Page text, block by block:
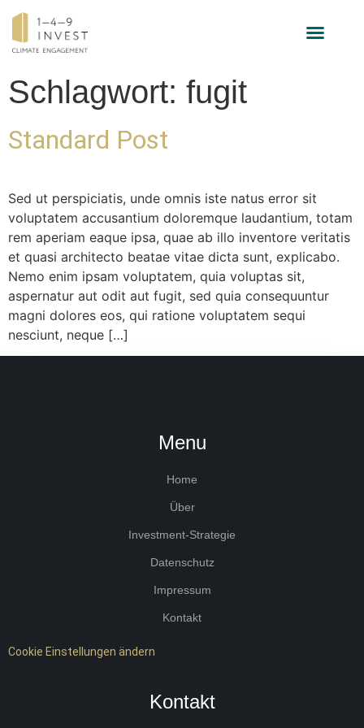
Schlagwort: fugit
Standard Post
Sed ut perspiciatis, unde omnis iste natus error sit
voluptatem accusantium doloremque laudantium, totam
rem aperiam eaque ipsa, quae ab illo inventore veritatis
et quasi architecto beatae vitae dicta sunt, explicabo.
Nemo enim ipsam voluptatem, quia voluptas sit,
aspernatur aut odit aut fugit, sed quia consequuntur
magni dolores eos, qui ratione voluptatem sequi
nesciunt, neque […]
Menu
Home
Über
Investment-Strategie
Datenschutz
Impressum
Kontakt
Cookie Einstellungen ändern
Kontakt